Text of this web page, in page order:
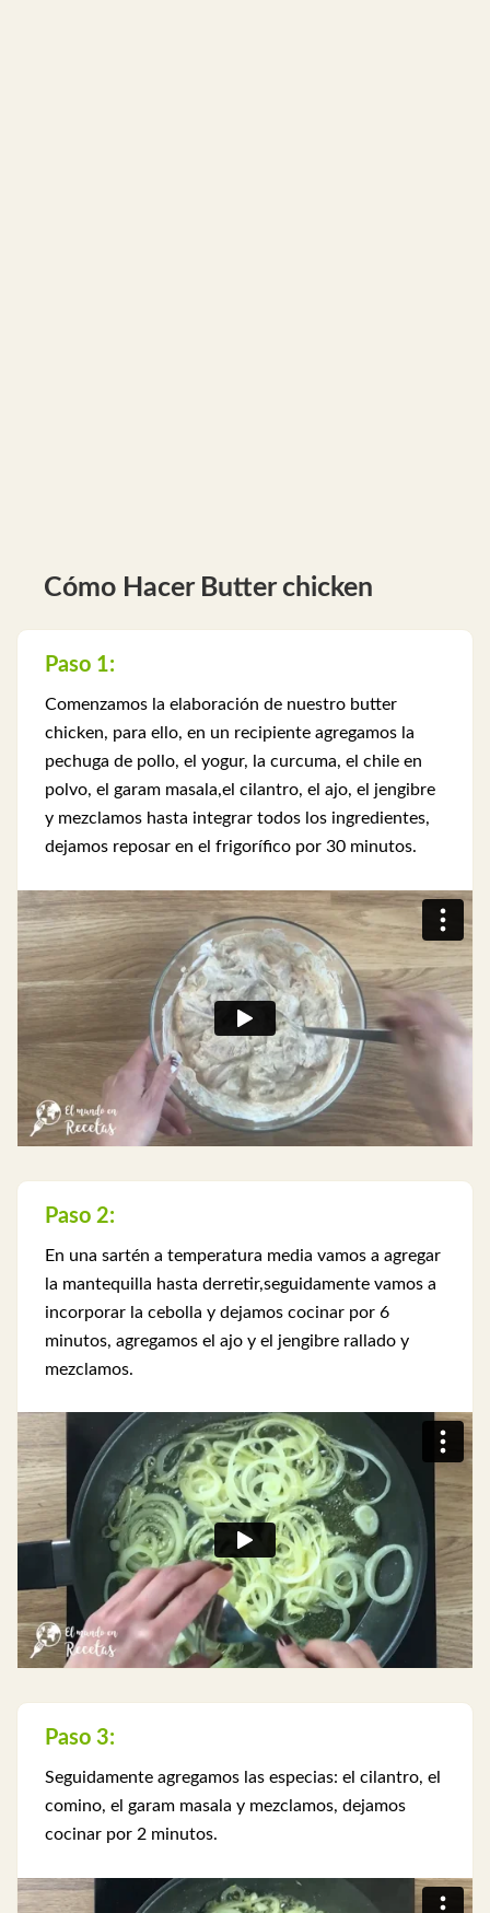
Cómo Hacer Butter chicken
Paso 1:
Comenzamos la elaboración de nuestro butter
chicken, para ello, en un recipiente agregamos la
pechuga de pollo, el yogur, la curcuma, el chile en
polvo, el garam masala,el cilantro, el ajo, el jengibre
y mezclamos hasta integrar todos los ingredientes,
dejamos reposar en el frigorífico por 30 minutos.
Paso 2:
En una sartén a temperatura media vamos a agregar
la mantequilla hasta derretir,seguidamente vamos a
incorporar la cebolla y dejamos cocinar por 6
minutos, agregamos el ajo y el jengibre rallado y
mezclamos.
Paso 3:
Seguidamente agregamos las especias: el cilantro, el
comino, el garam masala y mezclamos, dejamos
cocinar por 2 minutos.